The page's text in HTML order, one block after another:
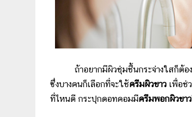
ถ้าอยากมีผิวชุ่มชื้นกระจ่างใสก็ต้อ
ซึ่งบางคนก็เลือกที่จะใช้ครีมผิวขาว เพื่อช่
ที่ไหนดี กระปุกดอทคอมมีครีมพอกผิวขา